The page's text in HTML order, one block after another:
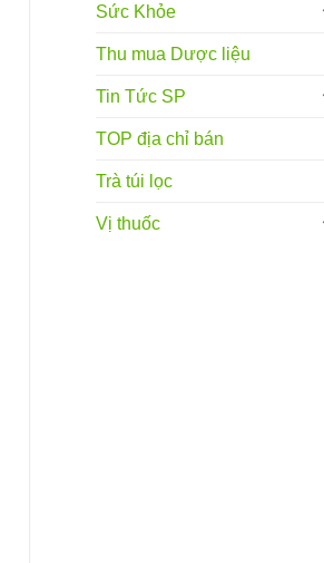
Sức Khỏe
Thu mua Dược liệu
Tin Tức SP
TOP địa chỉ bán
Trà túi lọc
Vị thuốc